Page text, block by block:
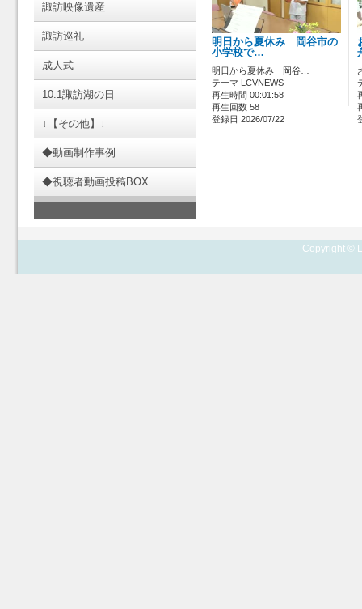
諏訪映像遺産
諏訪巡礼
成人式
10.1諏訪湖の日
↓【その他】↓
◆動画制作事例
◆視聴者動画投稿BOX
明日から夏休み 岡谷市の
小学校で…
明日から夏休み 岡谷…
テーマ LCVNEWS
再生時間 00:01:58
再生回数 58
登録日 2026/07/22
Copyright ©